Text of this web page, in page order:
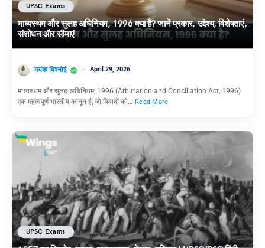
UPSC Exams
माध्यस्थम और सुलह अधिनियम, 1996 क्या है? जानें प्रकार, उद्देश्य, विशेषताएं,
संशोधन और सीमाएं
मयंक विश्नोई April 29, 2026
माध्यस्थम और सुलह अधिनियम, 1996 (Arbitration and Conciliation Act, 1996)
एक महत्वपूर्ण भारतीय कानून है, जो विवादों को… Read More
UPSC Exams